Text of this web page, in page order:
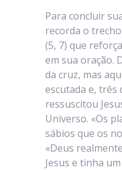
Para concluir
recorda o
(5, 7) que
em sua oração.
da cruz, mas
escutada e, três
ressuscitou
Universo. «Os
sábios que os
«Deus
Jesus e tinha